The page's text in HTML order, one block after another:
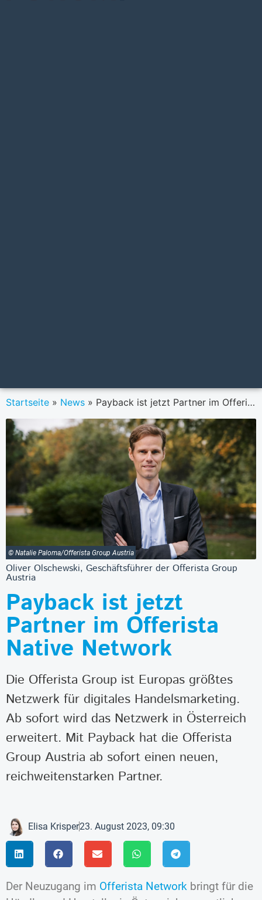
Startseite » News » Payback ist jetzt Partner im Offerista Native Network
© Natalie Paloma/Offerista Group Austria
Oliver Olschewski, Geschäftsführer der Offerista Group
Austria
Payback ist jetzt
Partner im Offerista
Native Network
Die Offerista Group ist Europas größtes
Netzwerk für digitales Handelsmarketing.
Ab sofort wird das Netzwerk in Österreich
erweitert. Mit Payback hat die Offerista
Group Austria ab sofort einen neuen,
reichweitenstarken Partner.
Elisa Krisper23. August 2023, 09:30
Der Neuzugang im Offerista Network bringt für die